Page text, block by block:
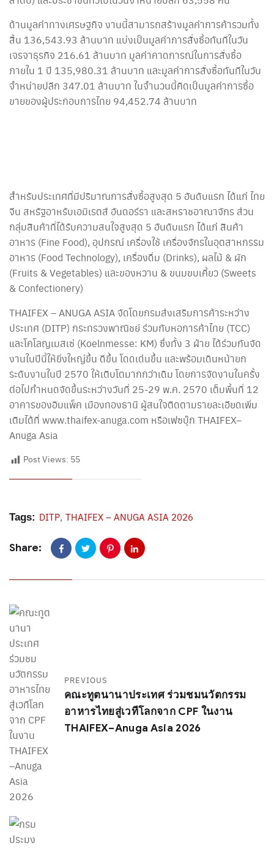
ด้านมูลค่าทางเศรษฐกิจ งานนี้สามารถสร้างมูลค่าการค้ารวมทั้ง
สิ้น 136,543.93 ล้านบาท แบ่งเป็นมูลค่าการสั่งซื้อทันทีในวัน
เจรจาธุรกิจ 216.61 ล้านบาท มูลค่าคาดการณ์ในการสั่งซื้อ
ภายใน 1 ปี 135,980.31 ล้านบาท และมูลค่าการสั่งซื้อทันทีในวัน
จำหน่ายปลีก 347.01 ล้านบาท ในจำนวนนี้คิดเป็นมูลค่าการซื้อ
ขายของผู้ประกอบการไทย 94,452.74 ล้านบาท
สำหรับประเทศที่มีปริมาณการสั่งซื้อสูงสุด 5 อันดับแรก ได้แก่ ไทย
จีน สหรัฐอาหรับเอมิเรตส์ อันดอร์รา และสหราชอาณาจักร ส่วน
กลุ่มสินค้าที่ได้รับความสนใจสูงสุด 5 อันดับแรก ได้แก่ สินค้า
อาหาร (Fine Food), อุปกรณ์ เครื่องใช้ เครื่องจักรในอุตสาหกรรม
อาหาร (Food Technology), เครื่องดื่ม (Drinks), ผลไม้ & ผัก
(Fruits & Vegetables) และของหวาน & ขนมขบเคี้ยว (Sweets
& Confectionery)
THAIFEX – ANUGA ASIA จัดโดยกรมส่งเสริมการค้าระหว่าง
ประเทศ (DITP) กระทรวงพาณิชย์ ร่วมกับหอการค้าไทย (TCC)
และโคโลญเมสเซ่ (Koelnmesse: KM) ซึ่งทั้ง 3 ฝ่าย ได้ร่วมกันจัด
งานในปีนี้ให้ยิ่งใหญ่ขึ้น ดีขึ้น โดดเด่นขึ้น และพร้อมเดินหน้ายก
ระดับงานในปี 2570 ให้เติบโตมากกว่าเดิม โดยการจัดงานในครั้ง
ต่อไปกำหนดจัดขึ้นระหว่างวันที่ 25-29 พ.ค. 2570 เต็มพื้นที่ 12
อาคารของอิมแพ็ค เมืองทองธานี ผู้สนใจติดตามรายละเอียดเพิ่ม
เติมได้ที่ www.thaifex-anuga.com หรือเฟซบุ๊ก THAIFEX–
Anuga Asia
Post Views: 55
Tags: DITP, THAIFEX – ANUGA ASIA 2026
Share:
PREVIOUS
คณะทูตนานาประเทศ ร่วมชมนวัตกรรม
อาหารไทยสู่เวทีโลกจาก CPF ในงาน
THAIFEX–Anuga Asia 2026